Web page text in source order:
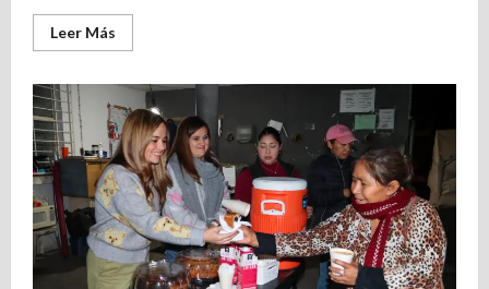
Leer Más
más
Decidido
impulso
del
Congreso
a
gobiernos
municipales:
diputado
Esteban
Bautista